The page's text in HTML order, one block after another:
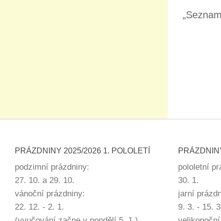
PRÁZDNINY 2025/2026 1. POLOLETÍ
podzimní prázdniny:
27. 10. a 29. 10.
vánoční prázdniny:
22. 12. - 2. 1.
pololetní
30. 1.
jarní
9. 3. - 15.